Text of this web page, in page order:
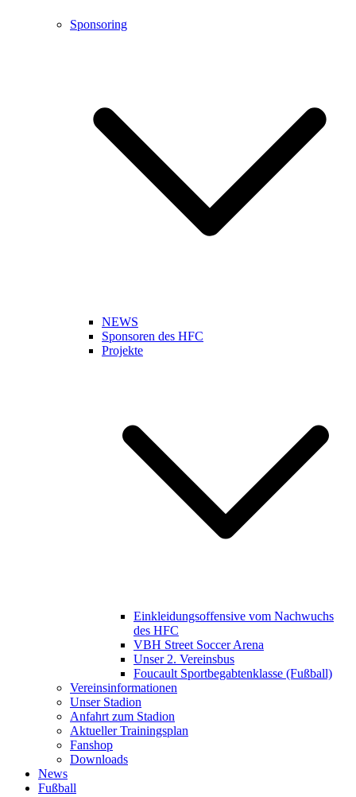
Sponsoring
NEWS
Sponsoren des HFC
Projekte
Einkleidungsoffensive vom Nachwuchs
des HFC
VBH Street Soccer Arena
Unser 2. Vereinsbus
Foucault Sportbegabtenklasse (Fußball)
Vereinsinformationen
Unser Stadion
Anfahrt zum Stadion
Aktueller Trainingsplan
Fanshop
Downloads
News
Fußball